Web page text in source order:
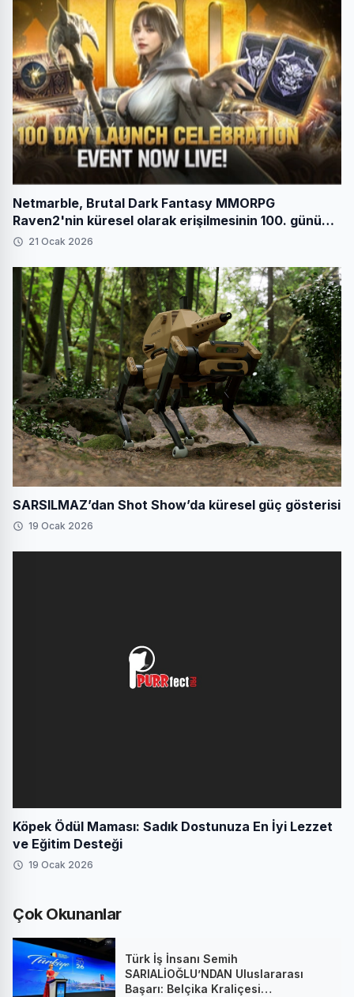
Netmarble, Brutal Dark Fantasy MMORPG
Raven2'nin küresel olarak erişilmesinin 100. gününü
festival etkinlikleriyle kutluyor
21 Ocak 2026
SARSILMAZ’dan Shot Show’da küresel güç gösterisi
19 Ocak 2026
Köpek Ödül Maması: Sadık Dostunuza En İyi Lezzet
ve Eğitim Desteği
19 Ocak 2026
Çok Okunanlar
Türk İş İnsanı Semih
SARIALİOĞLU’NDAN Uluslararası
Başarı: Belçika Kraliçesi